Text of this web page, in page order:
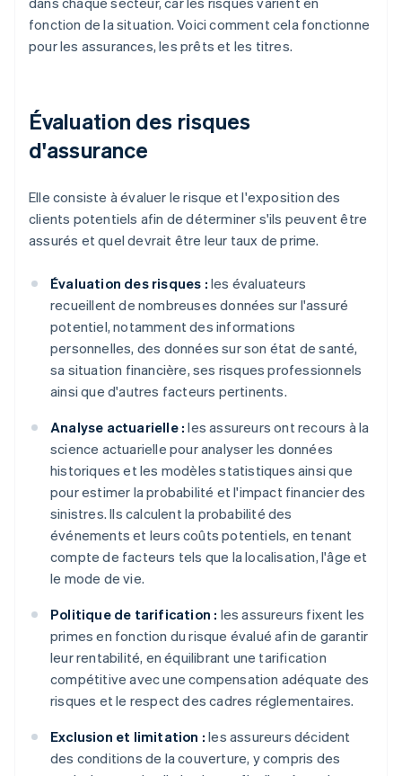
fonction de la situation. Voici comment cela fonctionne
pour les assurances, les prêts et les titres.
Évaluation des risques
d'assurance
Elle consiste à évaluer le risque et l'exposition des
clients potentiels afin de déterminer s'ils peuvent être
assurés et quel devrait être leur taux de prime.
Évaluation des risques : les évaluateurs
recueillent de nombreuses données sur l'assuré
potentiel, notamment des informations
personnelles, des données sur son état de santé,
sa situation financière, ses risques professionnels
ainsi que d'autres facteurs pertinents.
Analyse actuarielle : les assureurs ont recours à la
science actuarielle pour analyser les données
historiques et les modèles statistiques ainsi que
pour estimer la probabilité et l'impact financier des
sinistres. Ils calculent la probabilité des
événements et leurs coûts potentiels, en tenant
compte de facteurs tels que la localisation, l'âge et
le mode de vie.
Politique de tarification : les assureurs fixent les
primes en fonction du risque évalué afin de garantir
leur rentabilité, en équilibrant une tarification
compétitive avec une compensation adéquate des
risques et le respect des cadres réglementaires.
Exclusion et limitation : les assureurs décident
des conditions de la couverture, y compris des